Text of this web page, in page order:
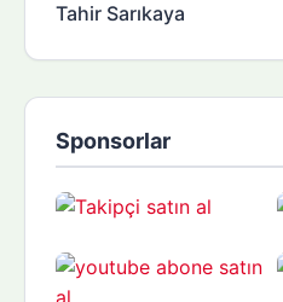
Tahir Sarıkaya
Sponsorlar